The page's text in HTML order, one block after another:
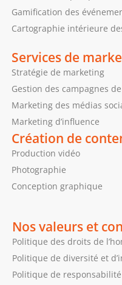
Gamification des
Cartographie intérieure
Services de
Stratégie de marketing
Gestion des campagnes
Marketing des médias
Marketing d’influence
Création de
Production vidéo
Photographie
Conception graphique
Nos valeurs et
Politique des droits de
Politique de diversité et
Politique de